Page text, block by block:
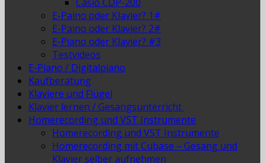
E-Paino oder Klavier? 1#
E-Paino oder Klavier? 2#
E-Piano oder Klavier? #3
Testvideos
E-Piano / Digitalpiano
Kaufberatung
Klaviere und Flügel
Klavier lernen / Gesangsunterricht
Homerecording und VST Instrumente
Homerecording und VST Instrumente
Homerecording mit Cubase – Gesang und
Klavier selber aufnehmen